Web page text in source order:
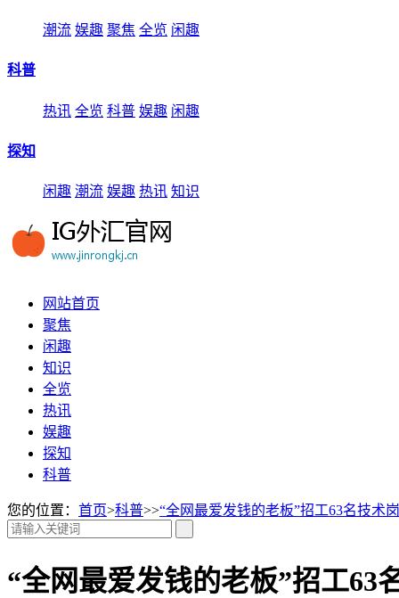
潮流 娱趣 聚焦 全览 闲趣
科普
热讯 全览 科普 娱趣 闲趣
探知
闲趣 潮流 娱趣 热讯 知识
网站首页
聚焦
闲趣
知识
全览
热讯
娱趣
探知
科普
您的位置： 首页>科普>>“全网最爱发钱的老板”招工63名技术
“全网最爱发钱的老板”招工63